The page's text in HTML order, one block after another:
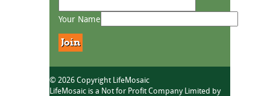
Your Name
© 2026 Copyright LifeMosaic
LifeMosaic is a Not for Profit Company Limited by